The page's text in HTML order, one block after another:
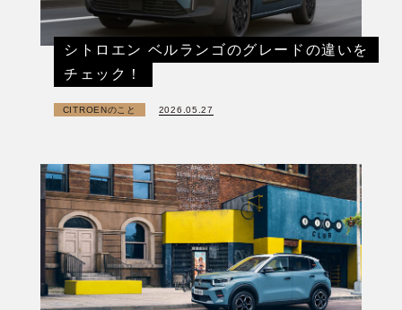
シトロエン ベルランゴのグレードの違いを
チェック！
CITROENのこと 2026.05.27